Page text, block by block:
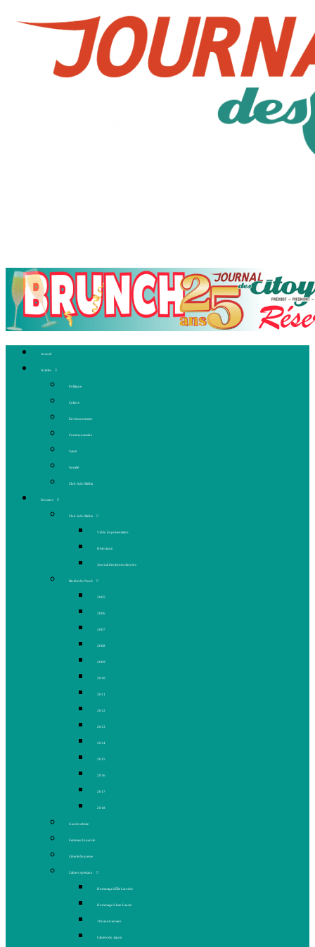
Accueil
Articles
Politique
Culture
Environnement
Communautaire
Santé
Société
Club Ado Média
Dossiers
Club Ado Média
Vidéo de présentation
Historique
Journal des jeunes citoyens
Rivière du Nord
2005
2006
2007
2008
2009
2010
2011
2012
2013
2014
2015
2016
2017
2018
Gaz de schiste
Femmes de parole
Liberté de presse
Cahiers spéciaux
Hommage à Élie Laroche
Hommage à Jean Laurin
10e anniversaire
Cahiers du Japon